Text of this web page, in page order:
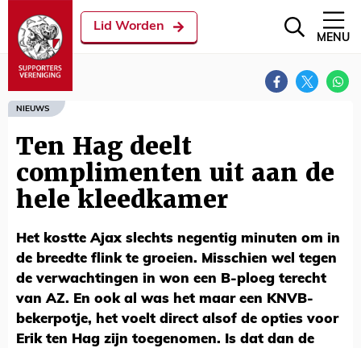
Lid Worden
MENU
NIEUWS
Ten Hag deelt
complimenten uit aan de
hele kleedkamer
Het kostte Ajax slechts negentig minuten om in
de breedte flink te groeien. Misschien wel tegen
de verwachtingen in won een B-ploeg terecht
van AZ. En ook al was het maar een KNVB-
bekerpotje, het voelt direct alsof de opties voor
Erik ten Hag zijn toegenomen. Is dat dan de